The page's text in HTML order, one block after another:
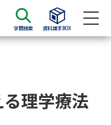
学問検索 資料請求BOX
理学療法